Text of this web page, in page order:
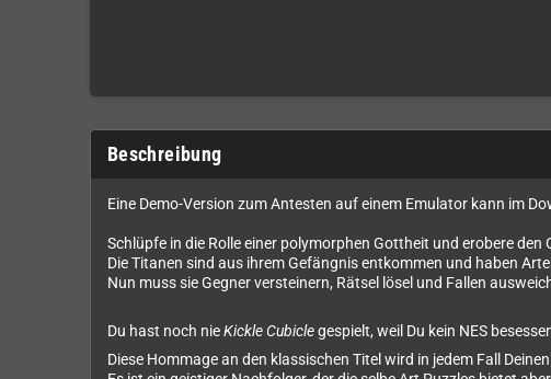
Beschreibung
Eine Demo-Version zum Antesten auf einem Emulator kann im
Schlüpfe in die Rolle einer polymorphen Gottheit und erobere den
Die Titanen sind aus ihrem Gefängnis entkommen und haben
Nun muss sie Gegner versteinern, Rätsel lösel und Fallen
Du hast noch nieKickle Cubiclegespielt, weil Du kein NES
Diese Hommage an den klassischen Titel wird in jedem Fall